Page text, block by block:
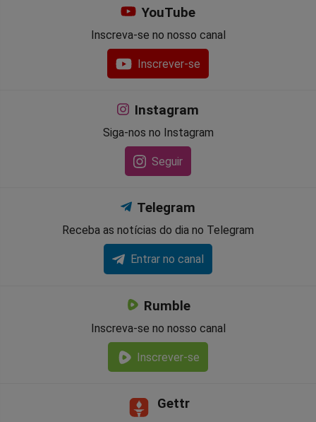
YouTube
Inscreva-se no nosso canal
Inscrever-se
Instagram
Siga-nos no Instagram
Seguir
Telegram
Receba as notícias do dia no Telegram
Entrar no canal
Rumble
Inscreva-se no nosso canal
Inscrever-se
Gettr